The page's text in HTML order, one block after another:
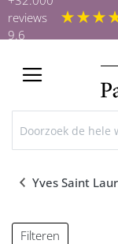
reviews
9.6
Yves Saint
Filteren